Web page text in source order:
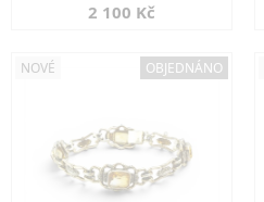
2 100 Kč
NOVÉ OBJEDNÁNO